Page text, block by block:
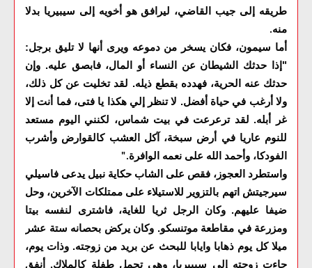
طريقه إلى جيب القاضي، ليرافق هو أخويه إلى سيبيريا بدلا
منه.
أما سيمون، فكان يسخر من دموعه ويرى أنها لا تليق برجل:
"إذا حدثك الشيطان عن النساء أو المال، فابصق عليه. وإن
حدثك عنه الحرية، فهدده بقطع ذيله. لقد تخليت عن كل ذلك،
ولا أرغب في حياة أفضل. لا تنظر إلي هكذا يا فتى، فما أنت إلا
غر أبله. لقد ترعرعت في بيت شماس، لكنني اليوم مستعد
للنوم عاريا في أرض سبخة، آكل العشب كالقوارض وأشرب
الفودكا، وأحمد الله على نعمه الوافرة."
واستطرد العجوز، فقص على الشاب حكاية نبيل يدعى فاسيلي
سيرجيتش اتهم بالتزوير للاستيلاء على ممتلكات الآخرين، وحل
ضيفا عليهم. وكان الرجل ثريا للغاية، فاشترى لنفسه بيتا
ومزرعة في مقاطعة موتنسكو. وكان يركض بحصانه ستة عشر
ميلا كل يوم ذهابا وايابا للبحث عن بريد من زوجته. وذات يوم،
جاءت زوجته إلى سيبيريا، وهي تحمل طفلة كالملاك. أنفق